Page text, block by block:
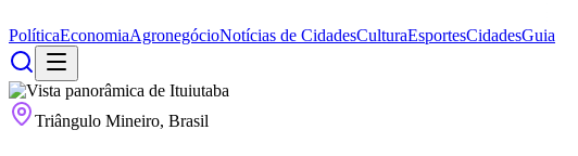
PolíticaEconomiaAgronegócioNotícias de CidadesCulturaEsportesCidadesGuia
Triângulo Mineiro, Brasil